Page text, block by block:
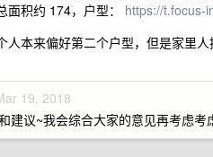
面积约 174，户型： https://t.focus-
人本来偏好第二个户型，但是家里
19, 2018
建议~我会综合大家的意见再考虑考